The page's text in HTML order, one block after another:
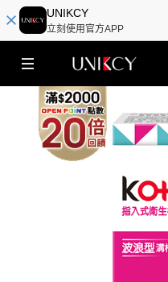
UNIKCY
立刻使用官方APP